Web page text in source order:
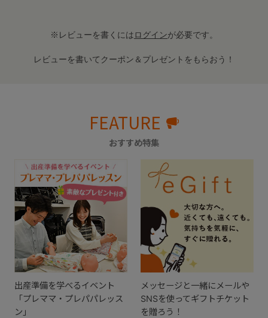
※レビューを書くにはログインが必要です。
レビューを書いてクーポン＆プレゼントをもらおう！
FEATURE
おすすめ特集
出産準備を学べるイベント
「プレママ・プレパパレッス
ン」
メッセージと一緒にメールや
SNSを使ってギフトチケット
を贈ろう！